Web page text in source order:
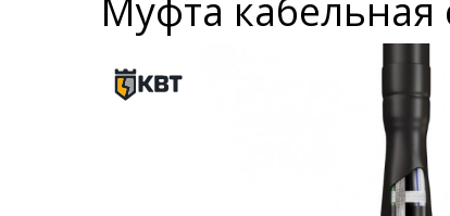
Муфта кабельная